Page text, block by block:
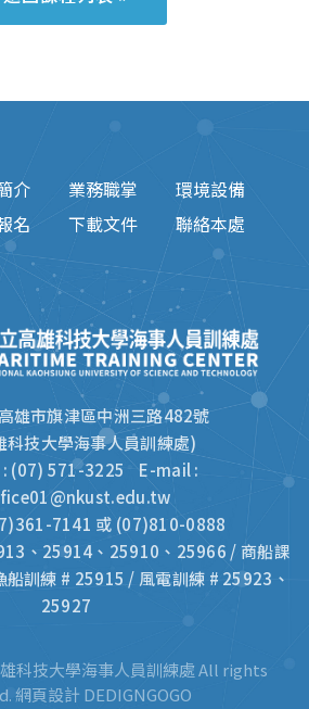
介 業務職掌
環境設備
名 下載文件
聯絡本處
雄市旗津區中洲三路482號
科技大學海事人員訓練處)
: (07) 571-3225 E-mail :
7141 或 (07)810-0888
、25914、25910、25966 / 商船課
訓練 # 25915 / 風電訓練 # 25923、
25927
科技大學海事人員訓練處 All rights
網頁設計 DEDIGNGOGO